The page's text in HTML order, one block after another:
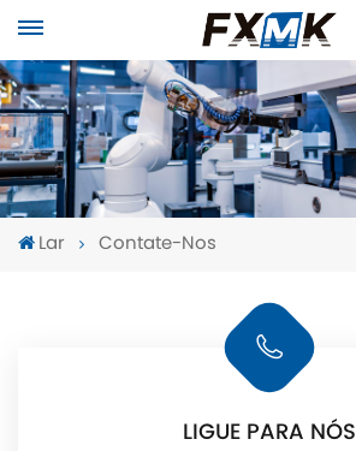
Lar Contate-Nos
LIGUE PARA NÓS